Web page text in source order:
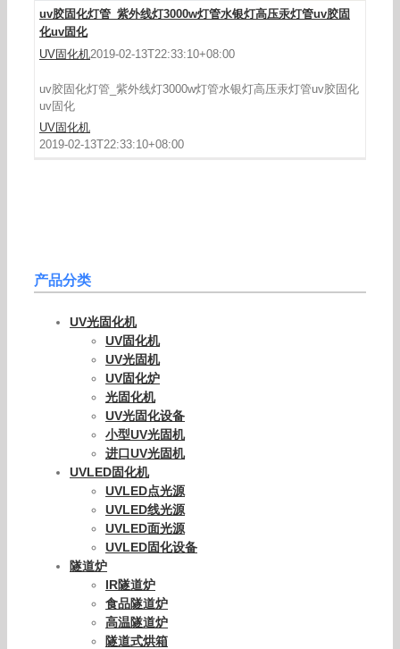
uv胶固化灯管_紫外线灯3000w灯管水银灯高压汞灯管uv胶固
化uv固化
UV固化机2019-02-13T22:33:10+08:00
uv胶固化灯管_紫外线灯3000w灯管水银灯高压汞灯管uv胶固化
uv固化
UV固化机
2019-02-13T22:33:10+08:00
产品分类
UV光固化机
UV固化机
UV光固机
UV固化炉
光固化机
UV光固化设备
小型UV光固机
进口UV光固机
UVLED固化机
UVLED点光源
UVLED线光源
UVLED面光源
UVLED固化设备
隧道炉
IR隧道炉
食品隧道炉
高温隧道炉
隧道式烘箱